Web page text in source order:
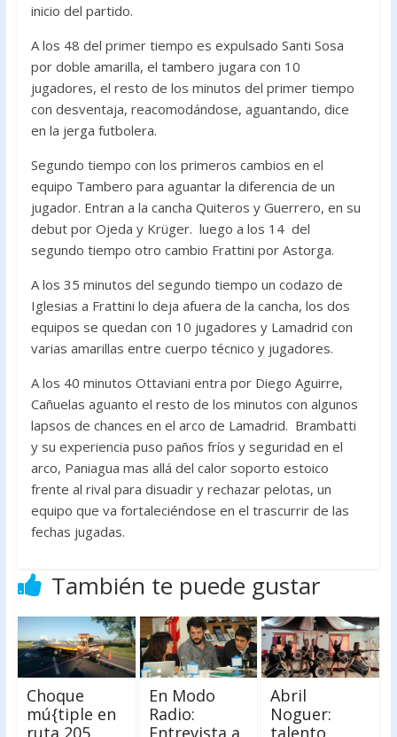
inicio del partido.
A los 48 del primer tiempo es expulsado Santi Sosa
por doble amarilla, el tambero jugara con 10
jugadores, el resto de los minutos del primer tiempo
con desventaja, reacomodándose, aguantando, dice
en la jerga futbolera.
Segundo tiempo con los primeros cambios en el
equipo Tambero para aguantar la diferencia de un
jugador. Entran a la cancha Quiteros y Guerrero, en su
debut por Ojeda y Krüger. luego a los 14 del
segundo tiempo otro cambio Frattini por Astorga.
A los 35 minutos del segundo tiempo un codazo de
Iglesias a Frattini lo deja afuera de la cancha, los dos
equipos se quedan con 10 jugadores y Lamadrid con
varias amarillas entre cuerpo técnico y jugadores.
A los 40 minutos Ottaviani entra por Diego Aguirre,
Cañuelas aguanto el resto de los minutos con algunos
lapsos de chances en el arco de Lamadrid. Brambatti
y su experiencia puso paños fríos y seguridad en el
arco, Paniagua mas allá del calor soporto estoico
frente al rival para disuadir y rechazar pelotas, un
equipo que va fortaleciéndose en el trascurrir de las
fechas jugadas.
También te puede gustar
Choque
mú{tiple en
En Modo
Radio:
Abril
Noguer: